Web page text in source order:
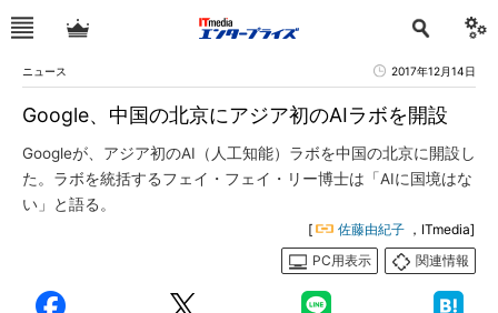
ニュース 2017年12月14日
Google、中国の北京にアジア初のAIラボを開設
Googleが、アジア初のAI（人工知能）ラボを中国の北京に開設し
た。ラボを統括するフェイ・フェイ・リー博士は「AIに国境はな
い」と語る。
[ 佐藤由紀子 ，ITmedia]
PC用表示
関連情報